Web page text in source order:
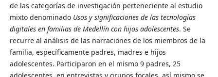
de las categorías de investigación perteneciente al estudio
mixto denominado Usos y significaciones de las tecnologías
digitales en familias de Medellín con hijos adolescentes. Se
recurre al análisis de las narraciones de los miembros de la
familia, específicamente padres, madres e hijos
adolescentes. Participaron en el mismo 9 padres, 25